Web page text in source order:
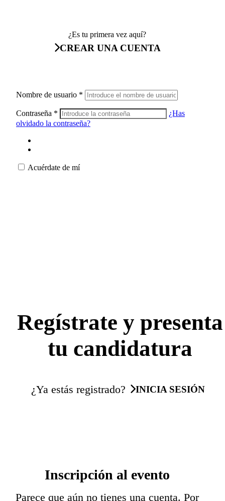
¿Es tu primera vez aquí?
CREAR UNA CUENTA
Nombre de usuario *
Contraseña *
¿Has
olvidado la contraseña?
Acuérdate de mí
Regístrate y presenta
tu candidatura
¿Ya estás registrado? INICIA SESIÓN
Inscripción al evento
Parece que aún no tienes una cuenta. Por